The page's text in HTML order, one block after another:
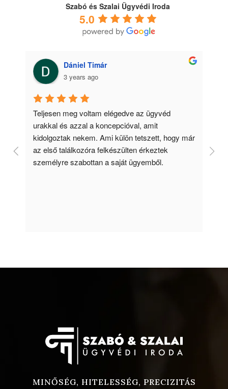
Szabó és Szalai Ügyvédi Iroda
5.0
Dániel Timár
3 years ago
Teljesen meg voltam elégedve az ügyvéd
urakkal és azzal a koncepcióval, amit
kidolgoztak nekem. Ami külön tetszett, hogy már
az első találkozóra felkészülten érkeztek
személyre szabottan a saját ügyemből.
MINŐSÉG, HITELESSÉG, PRECIZITÁS